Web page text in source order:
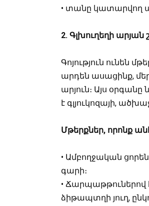
• տանը կատարվող
2. Գլխուղեղի արյան
Գոյություն ունեն
արդեն ասացինք,
արյուն։ Այս
է գլյուկոզայի,
Մթերքներ, որոնք
• Ամբողջական
գարի։
• Ճարպաթթուներով
ձիթապտղի յուղ,